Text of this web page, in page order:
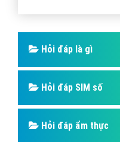
Hỏi đáp là gì
Hỏi đáp SIM số
Hỏi đáp ẩm thực